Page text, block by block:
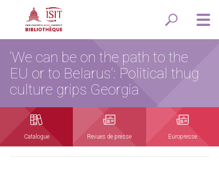
‘We can be on the path to the
EU or to Belarus’: Political thug
culture grips Georgia
Catalogue Revues de presse Europresse